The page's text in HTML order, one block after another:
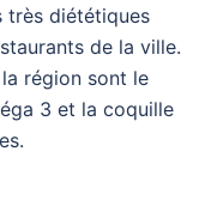
très diététiques
de la ville.
région sont le
3 et la coquille